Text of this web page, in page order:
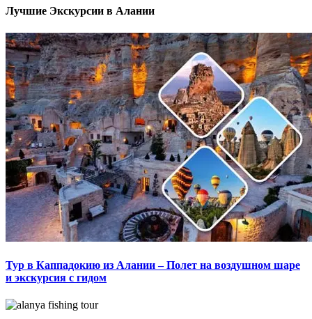
Лучшие Экскурсии в Алании
Тур в Каппадокию из Алании – Полет на воздушном шаре
и экскурсия с гидом
Туры в Алании, Экскурсии, Развлечения, Чем заняться,